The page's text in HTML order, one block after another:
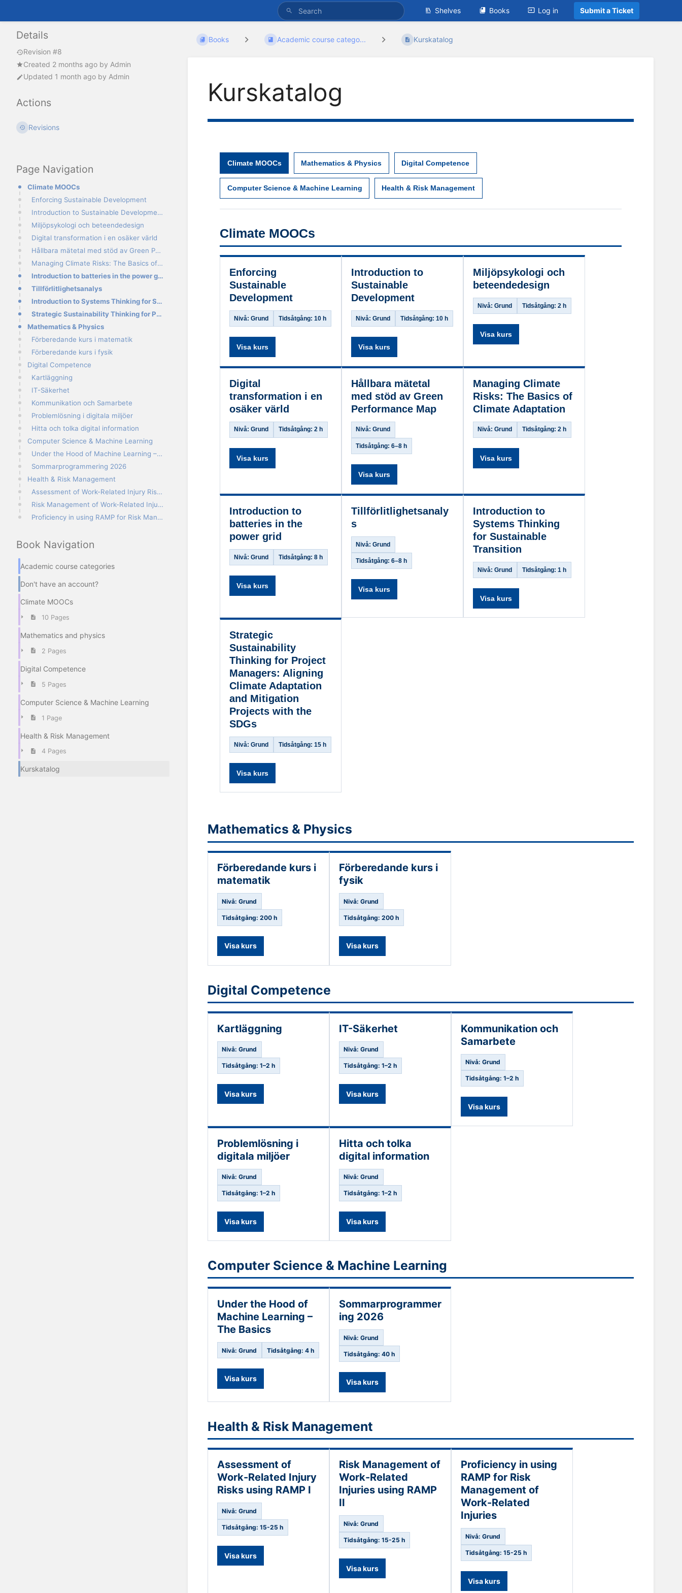
Shelves Books Log in Submit a Ticket
Page Navigation
Climate MOOCs
Enforcing Sustainable Development
Introduction to Sustainable Development
Miljöpsykologi och beteendedesign
Digital transformation i en osäker värld
Hållbara mätetal med stöd av Green Performance Map
Managing Climate Risks: The Basics of Climate Adaptation
Introduction to batteries in the power grid
Tillförlitlighetsanalys
Introduction to Systems Thinking for Sustainable Transition
Strategic Sustainability Thinking for Project Managers: Aligning Climate Adaptation and Mitigation P
Mathematics & Physics
Förberedande kurs i matematik
Förberedande kurs i fysik
Digital Competence
Kartläggning
IT-Säkerhet
Kommunikation och Samarbete
Problemlösning i digitala miljöer
Hitta och tolka digital information
Computer Science & Machine Learning
Under the Hood of Machine Learning – The Basics
Sommarprogrammering 2026
Health & Risk Management
Assessment of Work-Related Injury Risks using RAMP I
Risk Management of Work-Related Injuries using RAMP II
Proficiency in using RAMP for Risk Management of Work-Related Injuries
Book Navigation
Academic course categories
Don't have an account?
Climate MOOCs
10 Pages
Mathematics and physics
2 Pages
Digital Competence
5 Pages
Computer Science & Machine Learning
1 Page
Health & Risk Management
4 Pages
Kurskatalog
Books Academic course catego... Kurskatalog
Kurskatalog
Climate MOOCs Mathematics & Physics Digital Competence
Computer Science & Machine Learning Health & Risk Management
Climate MOOCs
Enforcing
Sustainable
Development
Nivå: Grund Tidsåtgång: 10 h
Visa kurs
Introduction to
Sustainable
Development
Nivå: Grund Tidsåtgång: 10 h
Visa kurs
Miljöpsykologi och
beteendedesign
Nivå: Grund Tidsåtgång: 2 h
Visa kurs
Digital
transformation i en
osäker värld
Nivå: Grund Tidsåtgång: 2 h
Visa kurs
Hållbara mätetal
med stöd av Green
Performance Map
Nivå: Grund
Tidsåtgång: 6–8 h
Visa kurs
Managing Climate
Risks: The Basics of
Climate Adaptation
Nivå: Grund Tidsåtgång: 2 h
Visa kurs
Introduction to
batteries in the
power grid
Nivå: Grund Tidsåtgång: 8 h
Visa kurs
Tillförlitlighetsanaly
s
Nivå: Grund
Tidsåtgång: 6–8 h
Visa kurs
Introduction to
Systems Thinking
for Sustainable
Transition
Nivå: Grund Tidsåtgång: 1 h
Visa kurs
Strategic
Sustainability
Thinking for Project
Managers: Aligning
Climate Adaptation
and Mitigation
Projects with the
SDGs
Nivå: Grund Tidsåtgång: 15 h
Visa kurs
Mathematics & Physics
Förberedande kurs i
matematik
Nivå: Grund
Tidsåtgång: 200 h
Visa kurs
Förberedande kurs i
fysik
Nivå: Grund
Tidsåtgång: 200 h
Visa kurs
Digital Competence
Kartläggning
Nivå: Grund
Tidsåtgång: 1–2 h
Visa kurs
IT-Säkerhet
Nivå: Grund
Tidsåtgång: 1–2 h
Visa kurs
Kommunikation och
Samarbete
Nivå: Grund
Tidsåtgång: 1–2 h
Visa kurs
Problemlösning i
digitala miljöer
Nivå: Grund
Tidsåtgång: 1–2 h
Visa kurs
Hitta och tolka
digital information
Nivå: Grund
Tidsåtgång: 1–2 h
Visa kurs
Computer Science & Machine Learning
Under the Hood of
Machine Learning –
The Basics
Nivå: Grund Tidsåtgång: 4 h
Visa kurs
Sommarprogrammer
ing 2026
Nivå: Grund
Tidsåtgång: 40 h
Visa kurs
Health & Risk Management
Assessment of
Work-Related Injury
Risks using RAMP I
Nivå: Grund
Tidsåtgång: 15-25 h
Visa kurs
Risk Management of
Work-Related
Injuries using RAMP
II
Nivå: Grund
Tidsåtgång: 15-25 h
Visa kurs
Proficiency in using
RAMP for Risk
Management of
Work-Related
Injuries
Nivå: Grund
Tidsåtgång: 15-25 h
Visa kurs
Details
Revision #8
Created 2 months ago by Admin
Updated 1 month ago by Admin
Actions
Revisions